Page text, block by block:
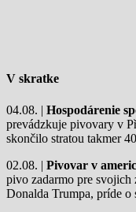
V skratke
04.08. | Hospodárenie
prevádzkuje pivovary v
skončilo stratou takmer
02.08. | Pivovar v
pivo zadarmo pre svojich
Donalda Trumpa, príde